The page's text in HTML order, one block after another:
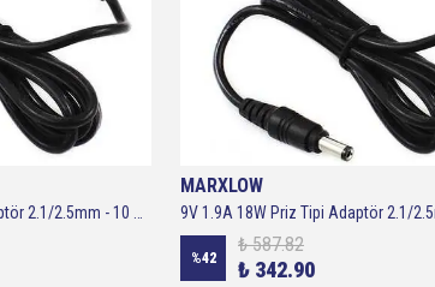
10V 0.8A 10W Priz Tipi Adaptör 2.1/2.5mm - 10 Volt 0.8 Amper Adaptör
MARXLOW
%42
₺ 587.82
₺ 342.90